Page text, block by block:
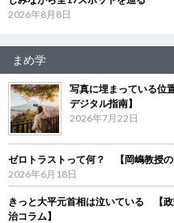
2026年8月8日
まめ学
写真に埋まっている位
デジタル指南】
2026年7月22日
ゼロトラストって何？ 【岡嶋教授の
2026年6月18日
きっと大平元首相は泣いている 【
治コラム】